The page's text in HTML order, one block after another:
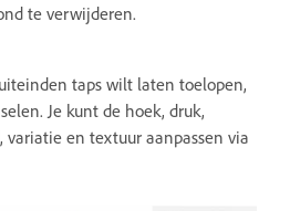
te verwijderen.
taps wilt laten toelopen,
Je kunt de hoek, druk,
variatie en textuur aanpassen via